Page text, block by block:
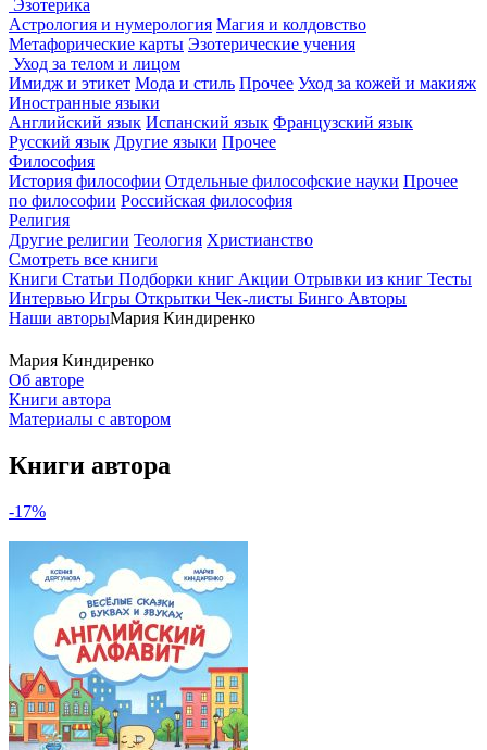
Эзотерика
Астрология и нумерология Магия и колдовство
Метафорические карты Эзотерические учения
Уход за телом и лицом
Имидж и этикет Мода и стиль Прочее Уход за кожей и макияж
Иностранные языки
Английский язык Испанский язык Французский язык
Русский язык Другие языки Прочее
Философия
История философии Отдельные философские науки Прочее
по философии Российская философия
Религия
Другие религии Теология Христианство
Смотреть все книги
Книги Статьи Подборки книг Акции Отрывки из книг Тесты
Интервью Игры Открытки Чек-листы Бинго Авторы
Наши авторыМария Киндиренко
Мария Киндиренко
Об авторе
Книги автора
Материалы с автором
Книги автора
-17%